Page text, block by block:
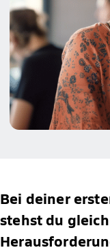
Bei deiner
stehst du